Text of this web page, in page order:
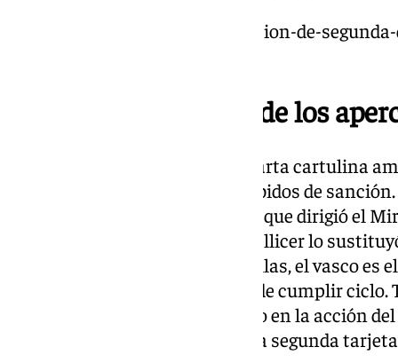
https://www.101tv.es/clasificacion-de-
Pastor se une al club de los
El defensa Álex Pastor vio la cuarta cartulina
y Víctor García como los apercibidos de
minutos iniciales y el colegiado que dirigió el
sacarle la segunda. Ante esto Pellicer lo
dos centrales con cuatro amarillas, el vasco es
Murillo que no correría peligro de cumplir
Anduva el meta Alfonso Herrero en la acción
dentro del área. El toledano es la segunda